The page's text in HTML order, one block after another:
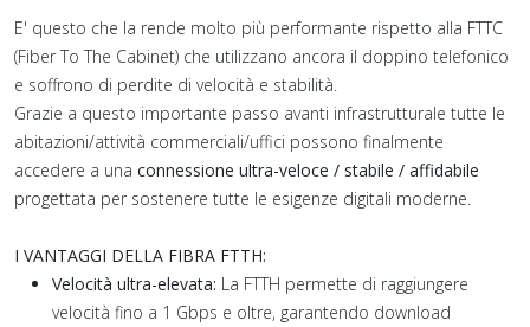
E' questo che la rende molto più performante rispetto alla FTTC
(Fiber To The Cabinet) che utilizzano ancora il doppino telefonico
e soffrono di perdite di velocità e stabilità.
Grazie a questo importante passo avanti infrastrutturale tutte le
abitazioni/attività commerciali/uffici possono finalmente
accedere a una connessione ultra-veloce / stabile / affidabile
progettata per sostenere tutte le esigenze digitali moderne.
I VANTAGGI DELLA FIBRA FTTH:
Velocità ultra-elevata: La FTTH permette di raggiungere
velocità fino a 1 Gbps e oltre, garantendo download